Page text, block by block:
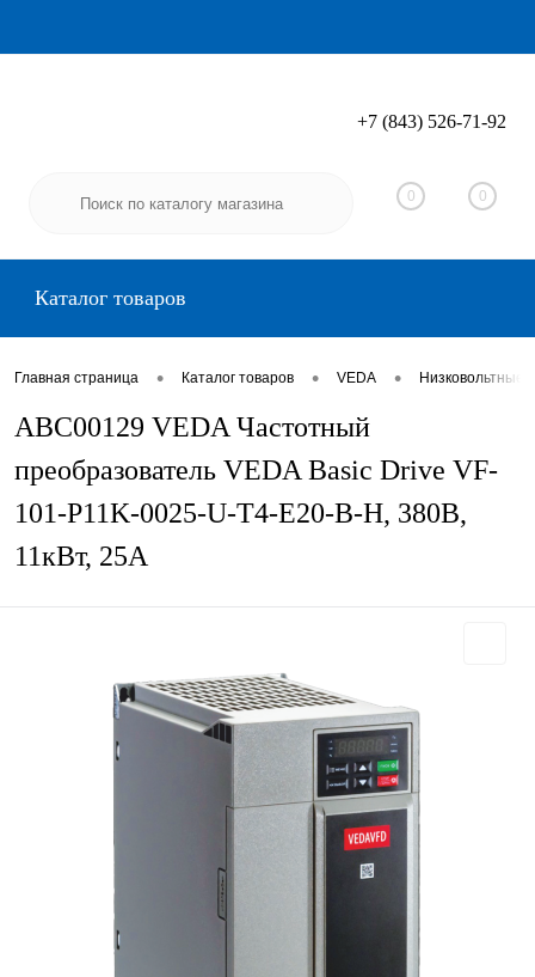
Вход Регистрация
+7 (843) 526-71-92
0 0
Каталог товаров
Главная страница • Каталог товаров • VEDA •
ABC00129 VEDA Частотный
преобразователь VEDA Basic Drive VF-
101-P11K-0025-U-T4-E20-B-H, 380В,
11кВт, 25А